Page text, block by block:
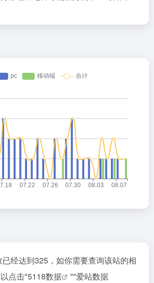
经达到325，如你需要查询该站的相
点击"5118数据 ""爱站数据